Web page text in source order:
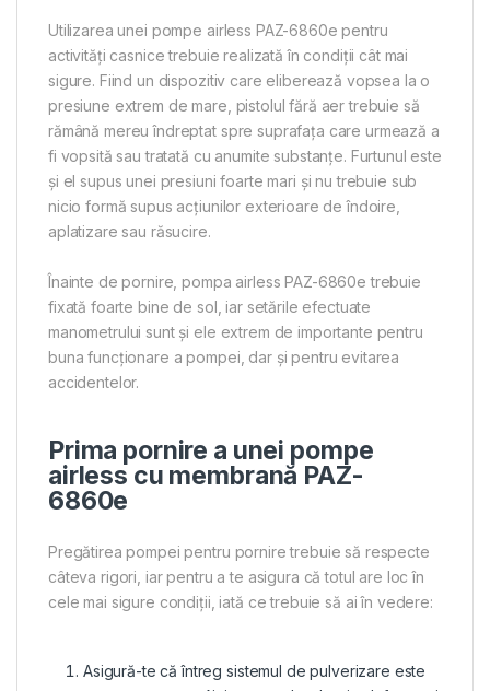
Utilizarea unei pompe airless PAZ-6860e pentru
activități casnice trebuie realizată în condiții cât mai
sigure. Fiind un dispozitiv care eliberează vopsea la o
presiune extrem de mare, pistolul fără aer trebuie să
rămână mereu îndreptat spre suprafața care urmează a
fi vopsită sau tratată cu anumite substanțe. Furtunul este
și el supus unei presiuni foarte mari și nu trebuie sub
nicio formă supus acțiunilor exterioare de îndoire,
aplatizare sau răsucire.
Înainte de pornire, pompa airless PAZ-6860e trebuie
fixată foarte bine de sol, iar setările efectuate
manometrului sunt și ele extrem de importante pentru
buna funcționare a pompei, dar și pentru evitarea
accidentelor.
Prima pornire a unei pompe
airless cu membrană PAZ-
6860e
Pregătirea pompei pentru pornire trebuie să respecte
câteva rigori, iar pentru a te asigura că totul are loc în
cele mai sigure condiții, iată ce trebuie să ai în vedere:
Asigură-te că întreg sistemul de pulverizare este